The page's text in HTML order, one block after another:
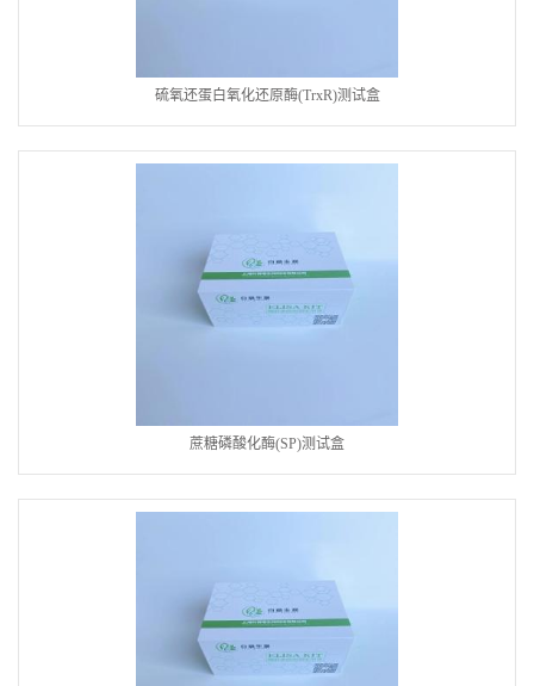
硫氧还蛋白氧化还原酶(TrxR)测试盒
蔗糖磷酸化酶(SP)测试盒